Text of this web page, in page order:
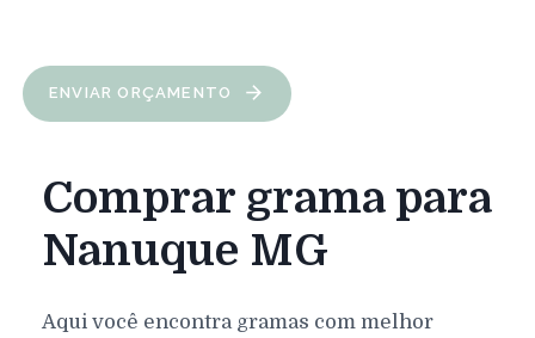
ENVIAR ORÇAMENTO
Comprar grama para
Nanuque MG
Aqui você encontra gramas com melhor